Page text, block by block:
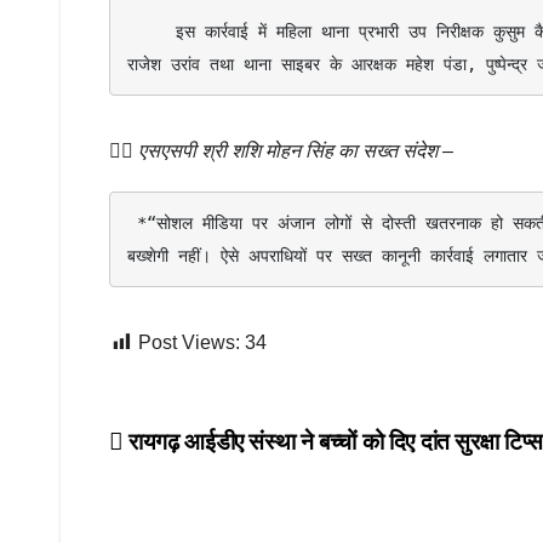
राजेश उरांव तथा थाना साइबर के आरक्षक महेश पंडा, पुष्पेन्द्र
👉🏻 एसएसपी श्री शशि मोहन सिंह का सख्त संदेश–
बख्शेगी नहीं। ऐसे अपराधियों पर सख्त कानूनी कार्रवाई लगातार
Post Views: 34
Post
रायगढ़ आईडीए संस्था ने बच्चों को दिए दांत सुरक्षा टिप्स